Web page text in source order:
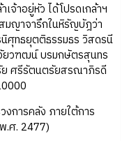
จ้าอยู่หัว ได้โปรดเกล้าฯ
มญาจารึกในหิรัญบัฎว่า
นิศุทธยุตติธรรมธร วิสดรนี
ยวฑฒน์ บรมกษัตรสุนทร
ศรีรัตนตรัยสรณาภิรดี
งการคลัง ภายใต้การ
.ศ. 2477)